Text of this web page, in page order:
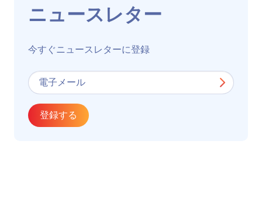
ニュースレター
今すぐニュースレターに登録
登録する